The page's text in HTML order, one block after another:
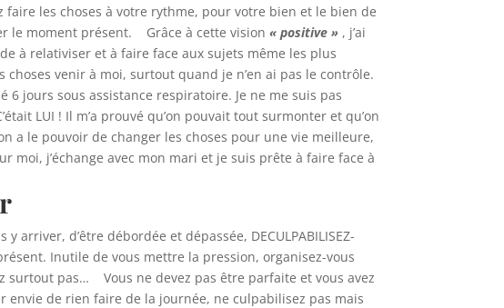
faire les choses à votre rythme, pour votre bien et le bien de
le moment présent. Grâce à cette vision« positive » , j’ai
à relativiser et à faire face aux sujets même les plus
venir à moi, surtout quand je n’en ai pas le contrôle.
6 jours sous assistance respiratoire. Je ne me suis pas
LUI ! Il m’a prouvé qu’on pouvait tout surmonter et qu’on
a le pouvoir de changer les choses pour une vie meilleure,
moi, j’échange avec mon mari et je suis prête à faire face à
arriver, d’être débordée et dépassée, DECULPABILISEZ-
Inutile de vous mettre la pression, organisez-vous
surtout pas… Vous ne devez pas être parfaite et vous avez
envie de rien faire de la journée, ne culpabilisez pas mais